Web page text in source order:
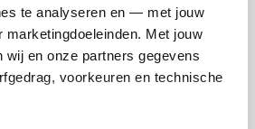
te analyseren en — met jouw
Met jouw
wij en onze partners gegevens
voorkeuren en technische